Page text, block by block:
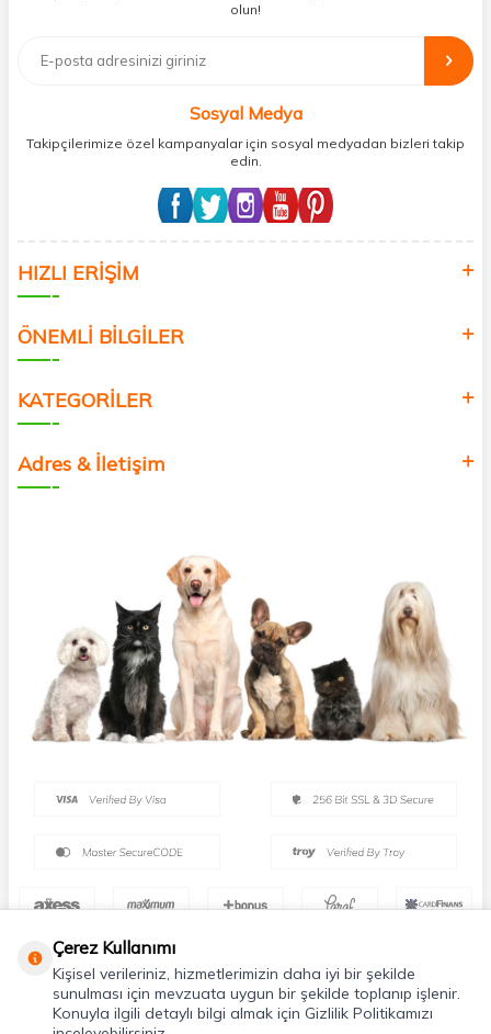
sorumluluğu kesinlikle es geçmeyerek, mamaal.com üzerinden satışı
yapılan her ürün için sokak hayvanlarına aylık ve düzenli olarak
bağış işlemi gerçekleştirmektedir.
olun!
Sosyal Medya
Takipçilerimize özel kampanyalar için sosyal medyadan bizleri takip
edin.
HIZLI ERİŞİM
ÖNEMLİ BİLGİLER
KATEGORİLER
Adres & İletişim
Çerez Kullanımı
Kişisel verileriniz, hizmetlerimizin daha iyi bir şekilde
sunulması için mevzuata uygun bir şekilde toplanıp işlenir.
Konuyla ilgili detaylı bilgi almak için Gizlilik Politikamızı